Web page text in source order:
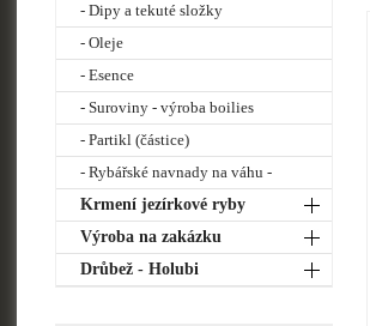
- Dipy a tekuté složky
- Oleje
- Esence
- Suroviny - výroba boilies
- Partikl (částice)
- Rybářské navnady na váhu -
Krmení jezírkové ryby
Výroba na zakázku
Drůbež - Holubi